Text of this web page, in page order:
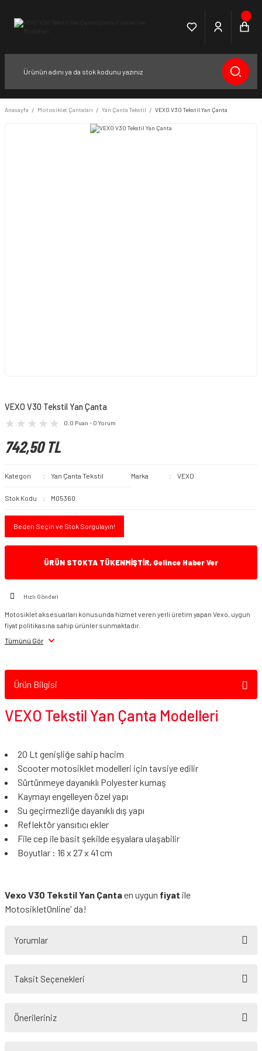
Anasayfa Motosiklet Çantaları Yan Çanta Tekstil VEXO V30 Tekstil Yan Çanta
VEXO V30 Tekstil Yan Çanta
0.0 Puan - 0 Yorum
742,50 TL
Kategori Yan Çanta Tekstil Marka VEXO
Stok Kodu M05360
Beden Seçin ve Stok Sorgulayın!
ÜRÜN STOKTA TÜKENMİŞTİR, Gelince Haber Ver
Hızlı Gönderi
Motosiklet aksesuarları konusunda hizmet veren yerli üretim yapan Vexo, uygun
fiyat politikasına sahip ürünler sunmaktadır.
Tümünü Gör
Ürün Bilgisi
VEXO Tekstil Yan Çanta Modelleri
20 Lt genişliğe sahip hacim
Scooter motosiklet modelleri için tavsiye edilir
Sürtünmeye dayanıklı Polyester kumaş
Kaymayı engelleyen özel yapı
Su geçirmezliğe dayanıklı dış yapı
Reflektör yansıtıcı ekler
File cep ile basit şekilde eşyalara ulaşabilir
Boyutlar : 16 x 27 x 41 cm
Vexo V30 Tekstil Yan Çantaen uygun fiyat ile
MotosikletOnline' da!
Yorumlar
Taksit Seçenekleri
Önerileriniz